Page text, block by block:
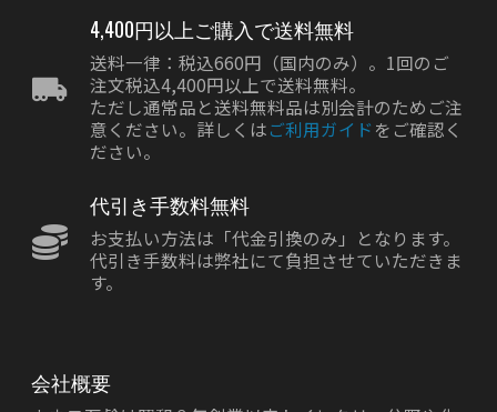
4,400円以上ご購入で送料無料
送料一律：税込660円（国内のみ）。1回のご
注文税込4,400円以上で送料無料。
ただし通常品と送料無料品は別会計のためご注
意ください。詳しくはご利用ガイド をご確認く
ださい。
代引き手数料無料
お支払い方法は「代金引換のみ」となります。
代引き手数料は弊社にて負担させていただきま
す。
会社概要